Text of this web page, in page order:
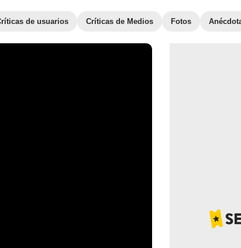
de usuarios Críticas de Medios Fotos